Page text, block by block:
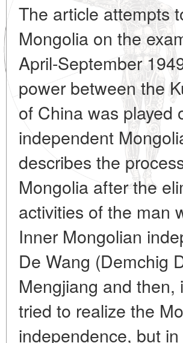
The article attempts
Mongolia on the
April-September
power between the
of China was played
independent
describes the
Mongolia after the
activities of the man
Inner Mongolian
De Wang (Demchig
Mengjiang and
tried to realize the
independence, but